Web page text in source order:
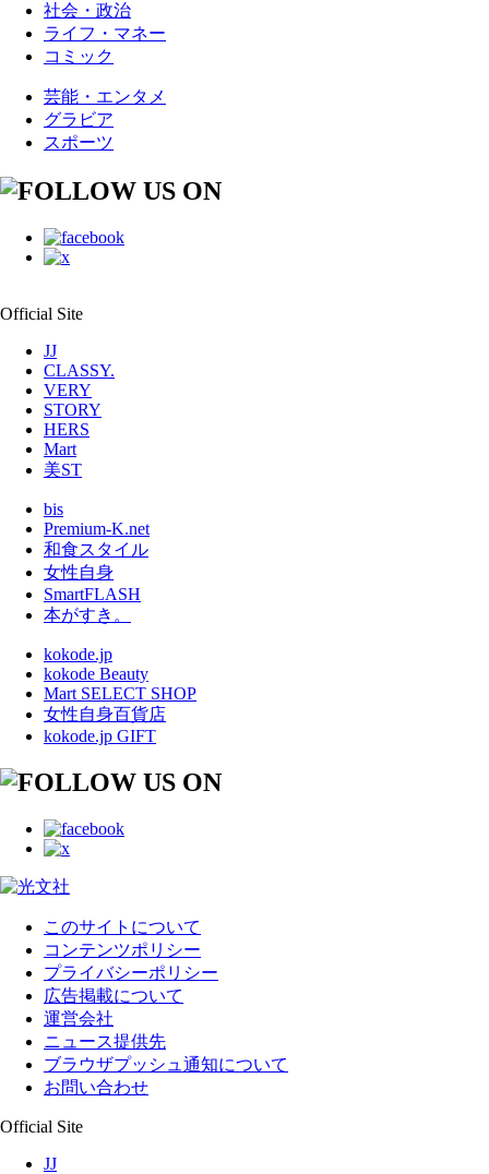
社会・政治
ライフ・マネー
コミック
芸能・エンタメ
グラビア
スポーツ
Official Site
JJ
CLASSY.
VERY
STORY
HERS
Mart
美ST
bis
Premium-K.net
和食スタイル
女性自身
SmartFLASH
本がすき。
kokode.jp
kokode Beauty
Mart SELECT SHOP
女性自身百貨店
kokode.jp GIFT
このサイトについて
コンテンツポリシー
プライバシーポリシー
広告掲載について
運営会社
ニュース提供先
ブラウザプッシュ通知について
お問い合わせ
Official Site
JJ